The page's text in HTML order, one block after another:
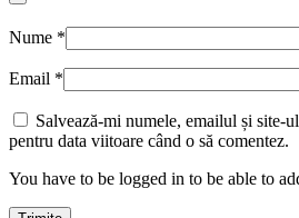
Nume *
Email *
Salvează-mi numele, emailul și site-
pentru data viitoare când o să comentez.
You have to be logged in to be able to